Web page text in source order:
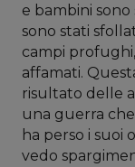
e bambini sono
sono stati
campi
affamati.
risultato delle
una guerra
ha perso i suoi
vedo